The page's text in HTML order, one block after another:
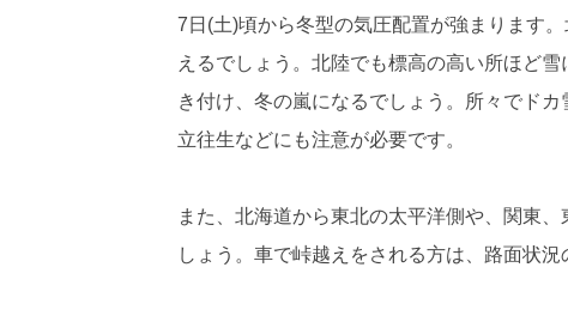
7日(土)頃から冬型の気圧配置が強まります
えるでしょう。北陸でも標高の高い所ほど
き付け、冬の嵐になるでしょう。所々でド
立往生などにも注意が必要です。
また、北海道から東北の太平洋側や、関東
しょう。車で峠越えをされる方は、路面状況